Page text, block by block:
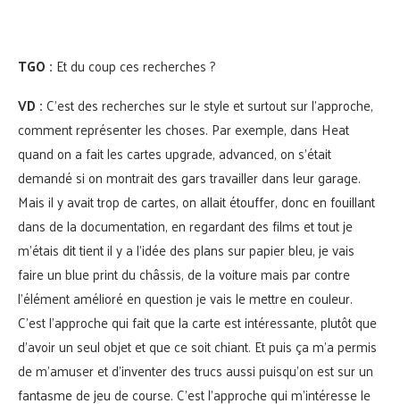
TGO : Et du coup ces recherches ?
VD :C’est des recherches sur le style et surtout sur l’approche,
comment représenter les choses. Par exemple, dans Heat
quand on a fait les cartes upgrade, advanced, on s’était
demandé si on montrait des gars travailler dans leur garage.
Mais il y avait trop de cartes, on allait étouffer, donc en fouillant
dans de la documentation, en regardant des films et tout je
m’étais dit tient il y a l’idée des plans sur papier bleu, je vais
faire un blue print du châssis, de la voiture mais par contre
l’élément amélioré en question je vais le mettre en couleur.
C’est l’approche qui fait que la carte est intéressante, plutôt que
d’avoir un seul objet et que ce soit chiant. Et puis ça m’a permis
de m’amuser et d’inventer des trucs aussi puisqu’on est sur un
fantasme de jeu de course. C’est l’approche qui m’intéresse le